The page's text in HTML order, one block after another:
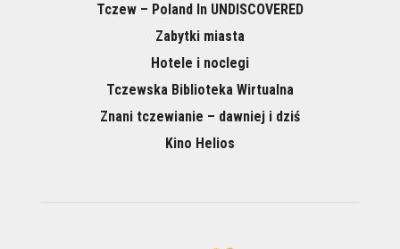
Tczew – Poland In UNDISCOVERED
Zabytki miasta
Hotele i noclegi
Tczewska Biblioteka Wirtualna
Znani tczewianie – dawniej i dziś
Kino Helios